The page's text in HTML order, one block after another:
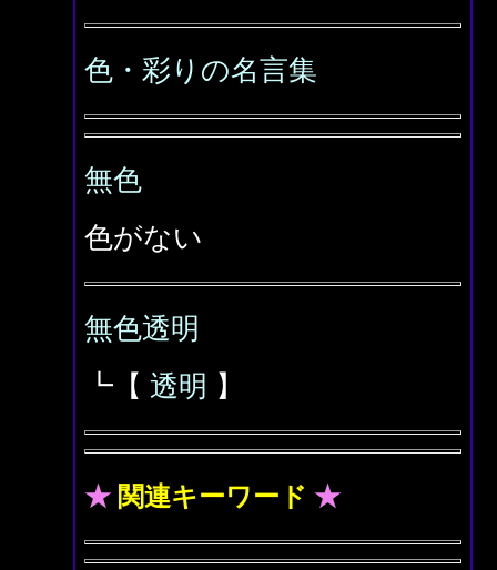
色・彩りの名言集
無色
色がない
無色透明
┗【 透明 】
★ 関連キーワード ★